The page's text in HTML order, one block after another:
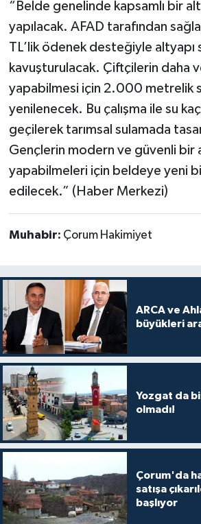
“Belde genelinde kapsamlı bir
yapılacak. AFAD tarafından
TL’lik ödenek desteğiyle altyapı
kavuşturulacak. Çiftçilerin daha
yapabilmesi için 2.000 metrelik
yenilenecek. Bu çalışma ile su
geçilerek tarımsal sulamada
Gençlerin modern ve güvenli bir
yapabilmeleri için beldeye yeni
edilecek.” (Haber Merkezi)
Muhabir: Çorum Hakimiyet
ARCA ve
büyükleri
Yozgat da
olmadı!
Çorum'da
satışa
başlıyor